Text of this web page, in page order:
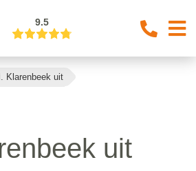
9.5
Klarenbeek uit
uit